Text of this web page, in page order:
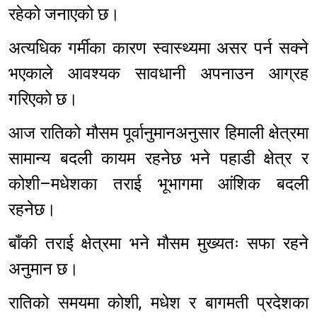
रहेको जनाएको छ।
अत्यधिक गर्मीका कारण स्वास्थ्यमा असर पर्न सक्ने
भएकाले आवश्यक सावधानी अपनाउन आग्रह
गरिएको छ।
आज रातिको मौसम पूर्वानुमानअनुसार हिमाली क्षेत्रमा
सामान्य बदली कायम रहनेछ भने पहाडी क्षेत्र र
कोशी–मधेशका तराई भूभागमा आंशिक बदली
रहनेछ।
बाँकी तराई क्षेत्रमा भने मौसम मुख्यतः सफा रहने
अनुमान छ।
रातिको समयमा कोशी, मधेश र बागमती प्रदेशका